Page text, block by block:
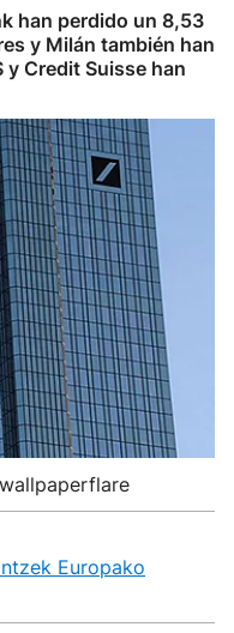
han perdido un 8,53
y Milán también han
Credit Suisse han
Europako